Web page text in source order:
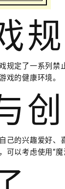
规定了一系列禁
戏的健康环境。
己的兴趣爱好、
以考虑使用“魔